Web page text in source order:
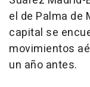
el de Palma de
capital se
movimientos
un año antes.